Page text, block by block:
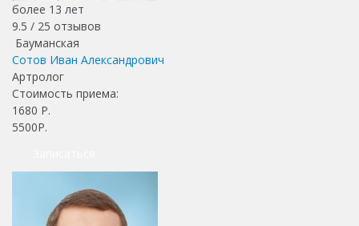
более 13 лет
9.5 / 25 отзывов
Бауманская
Сотов Иван Александрович
Артролог
Стоимость приема:
1680 Р.
5500Р.